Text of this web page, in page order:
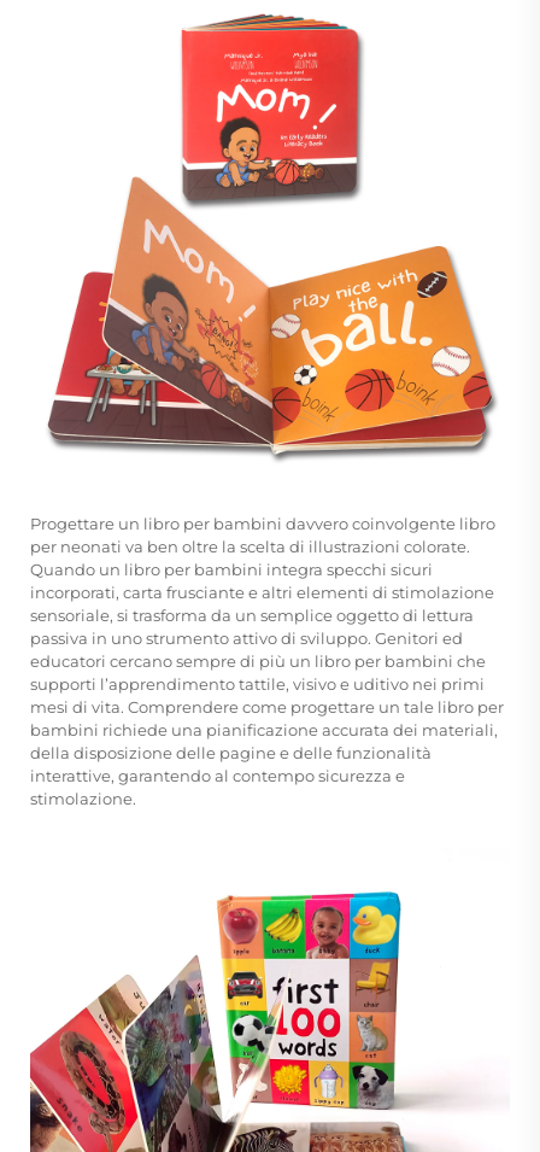
Progettare un libro per bambini davvero coinvolgente libro
per neonati va ben oltre la scelta di illustrazioni colorate.
Quando un libro per bambini integra specchi sicuri
incorporati, carta frusciante e altri elementi di stimolazione
sensoriale, si trasforma da un semplice oggetto di lettura
passiva in uno strumento attivo di sviluppo. Genitori ed
educatori cercano sempre di più un libro per bambini che
supporti l’apprendimento tattile, visivo e uditivo nei primi
mesi di vita. Comprendere come progettare un tale libro per
bambini richiede una pianificazione accurata dei materiali,
della disposizione delle pagine e delle funzionalità
interattive, garantendo al contempo sicurezza e
stimolazione.